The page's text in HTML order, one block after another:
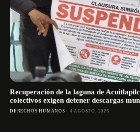
Recuperación de la laguna de
colectivos exigen detener descargas
DERECHOS HUMANOS 4 AGOSTO, 2026